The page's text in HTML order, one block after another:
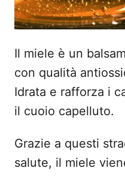
Il miele è un
con qualità
Idrata e rafforza i
il cuoio capelluto.
Grazie a questi
salute, il miele